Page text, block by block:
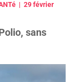
| 29 février
sans